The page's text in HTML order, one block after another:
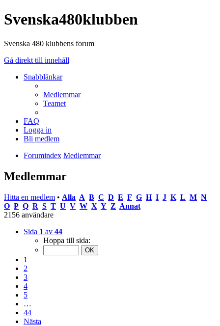
Svenska480klubben
Svenska 480 klubbens forum
Gå direkt till innehåll
Snabblänkar
Medlemmar
Teamet
FAQ
Logga in
Bli medlem
Forumindex Medlemmar
Medlemmar
Hitta en medlem • Alla A B C D E F G H I J K L M N
O P Q R S T U V W X Y Z Annat
2156 användare
Sida 1 av 44
Hoppa till sida:
1
2
3
4
5
…
44
Nästa